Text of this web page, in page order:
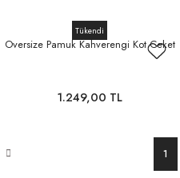
Tükendi
Oversize Pamuk Kahverengi Kot Ceket
1.249,00 TL
1